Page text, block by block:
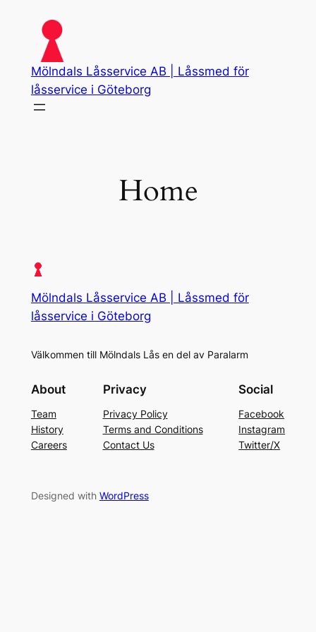
content
Mölndals Låsservice AB | Låssmed för
låsservice i Göteborg
Home
Mölndals Låsservice AB | Låssmed för
låsservice i Göteborg
Välkommen till Mölndals Lås en del av Paralarm
About
Team
History
Careers
Privacy
Privacy Policy
Terms and Conditions
Contact Us
Social
Facebook
Instagram
Twitter/X
Designed with WordPress